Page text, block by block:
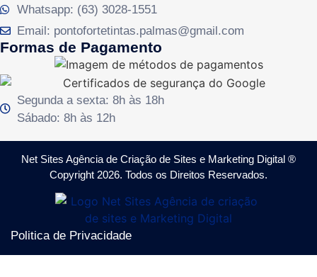
Whatsapp: (63) 3028-1551
Email: pontofortetintas.palmas@gmail.com
Formas de Pagamento
Segunda a sexta: 8h às 18h
Sábado: 8h às 12h
Net Sites Agência de Criação de Sites e Marketing Digital ®
Copyright 2026. Todos os Direitos Reservados.
Politica de Privacidade